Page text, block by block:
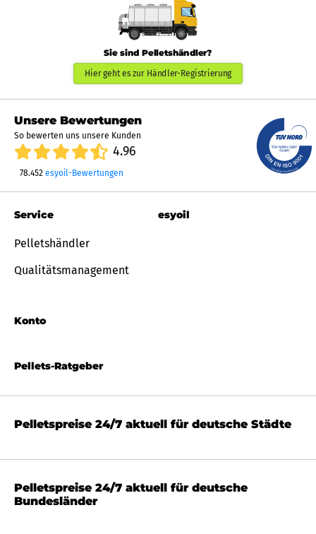
Sie sind Pelletshändler?
Hier geht es zur Händler-Registrierung
Unsere Bewertungen
So bewerten uns unsere Kunden
4.96
78.452 esyoil-Bewertungen
Pellets-Ratgeber
Service
Pelletshändler
Qualitätsmanagement
Konto
esyoil
Pelletspreise 24/7 aktuell für deutsche Städte
Pelletspreise 24/7 aktuell für deutsche
Bundesländer